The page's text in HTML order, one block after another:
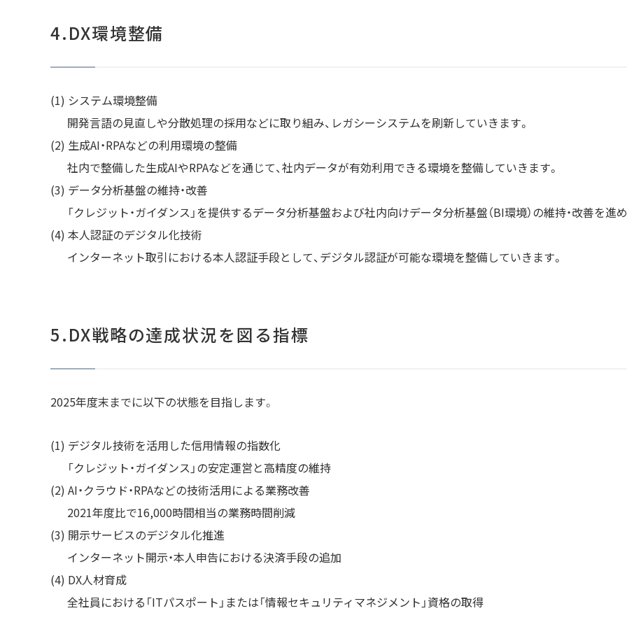
4.DX環境整備
システム環境整備
開発言語の見直しや分散処理の採用などに取り組み、レガシーシステムを刷新していきます。
生成AI・RPAなどの利用環境の整備
社内で整備した生成AIやRPAなどを通じて、社内データが有効利用できる環境を整備していきます。
データ分析基盤の維持・改善
「クレジット・ガイダンス」を提供するデータ分析基盤および社内向けデータ分析基盤（BI環境）の維持・改善を進
本人認証のデジタル化技術
インターネット取引における本人認証手段として、デジタル認証が可能な環境を整備していきます。
5.DX戦略の達成状況を図る指標
2025年度末までに以下の状態を目指します。
デジタル技術を活用した信用情報の指数化
「クレジット・ガイダンス」の安定運営と高精度の維持
AI・クラウド・RPAなどの技術活用による業務改善
2021年度比で16,000時間相当の業務時間削減
開示サービスのデジタル化推進
インターネット開示・本人申告における決済手段の追加
DX人材育成
全社員における「ITパスポート」または「情報セキュリティマネジメント」資格の取得